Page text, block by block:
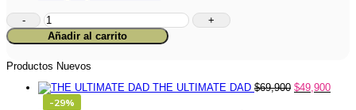
Ancheta
Navidad
Especial
Añadir al carrito
Productos Nuevos
THE ULTIMATE DAD $69,900 $49,900
-29%